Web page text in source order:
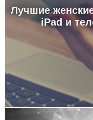
Лучшие
iPad и